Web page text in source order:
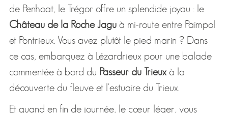
de Penhoat, le Trégor offre un splendide joyau : le
Château de la Roche Jaguà mi-route entre Paimpol
et Pontrieux. Vous avez plutôt le pied marin ? Dans
ce cas, embarquez à Lézardrieux pour une balade
commentée à bord du Passeur du Trieuxà la
découverte du fleuve et l'estuaire du Trieux.
Et quand en fin de journée, le cœur léger, vous